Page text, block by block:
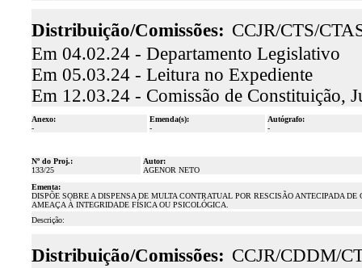
Distribuição/Comissões: CCJR/CTS/
Em 04.02.24 - Departamento Legislativo
Em 05.03.24 - Leitura no Expediente
Em 12.03.24 - Comissão de Constituição,
Anexo:
-
Emenda(s):
-
Autógrafo:
-
Nº do Proj.:
133/25
Autor:
AGENOR NETO
Ementa:
DISPÕE SOBRE A DISPENSA DE MULTA CONTRATUAL POR RESCISÃO ANTECIPADA
AMEAÇA À INTEGRIDADE FÍSICA OU PSICOLÓGICA.
Descrição:
Distribuição/Comissões: CCJR/CDDM/